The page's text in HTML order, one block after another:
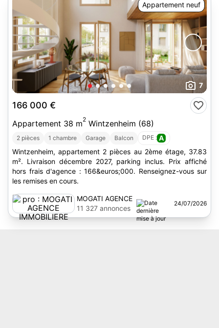
Appartement neuf
7
166 000 €
Appartement 38 m2 Wintzenheim (68)
2 pièces 1 chambre Garage Balcon DPE : A
Wintzenheim, appartement 2 pièces au 2ème étage, 37.83
m². Livraison décembre 2027, parking inclus. Prix affiché
hors frais d'agence : 166&euros;000. Renseignez-vous sur
les remises en cours.
MOGATI AGENCE
IMMOBILIERE
11 327 annonces
24/07/2026